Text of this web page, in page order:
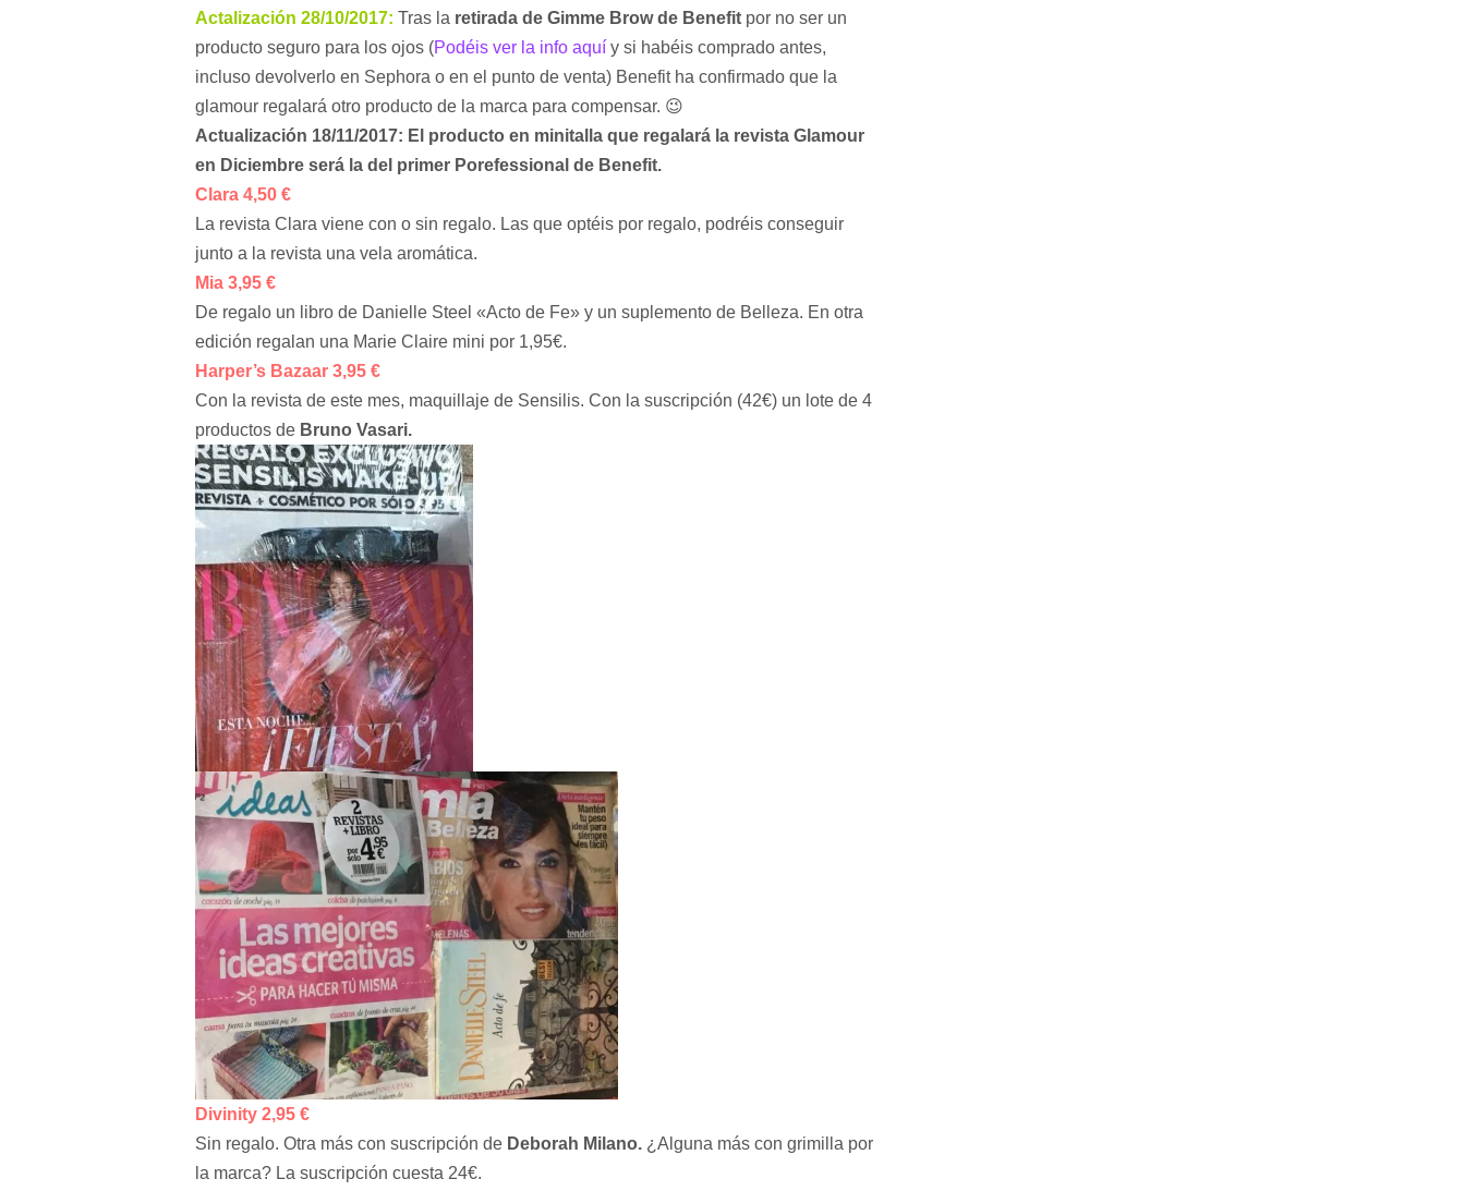
Actalización 28/10/2017: Tras la retirada de Gimme Brow de Benefitpor no ser un
producto seguro para los ojos (Podéis ver la info aquí y si habéis comprado antes,
incluso devolverlo en Sephora o en el punto de venta) Benefit ha confirmado que la
glamour regalará otro producto de la marca para compensar. 😉
Actualización 18/11/2017: El producto en minitalla que regalará la revista Glamour
en Diciembre será la del primer Porefessional de Benefit.
Clara 4,50 €
La revista Clara viene con o sin regalo. Las que optéis por regalo, podréis conseguir
junto a la revista una vela aromática.
Mia 3,95 €
De regalo un libro de Danielle Steel «Acto de Fe» y un suplemento de Belleza. En otra
edición regalan una Marie Claire mini por 1,95€.
Harper’s Bazaar 3,95 €
Con la revista de este mes, maquillaje de Sensilis. Con la suscripción (42€) un lote de 4
productos de Bruno Vasari.
Divinity 2,95 €
Sin regalo. Otra más con suscripción de Deborah Milano.¿Alguna más con grimilla por
la marca? La suscripción cuesta 24€.